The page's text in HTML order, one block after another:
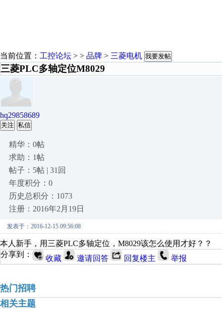
当前位置： 工控论坛 > > 品牌 > 三菱电机 我要发帖
三菱PLC多轴定位M8029
hq29858689
关注 私信
精华：0帖
求助：1帖
帖子：5帖 | 31回
年度积分：0
历史总积分：1073
注册：2016年2月19日
发表于：2016-12-15 09:56:08
本人新手，用三菱PLC多轴定位，M8029该怎么使用才好？？
分享到：
收藏 邀请回答 回复楼主 举报
热门招聘
相关主题